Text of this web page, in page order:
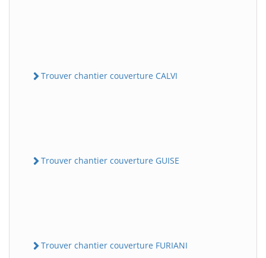
Trouver chantier couverture CALVI
Trouver chantier couverture GUISE
Trouver chantier couverture FURIANI